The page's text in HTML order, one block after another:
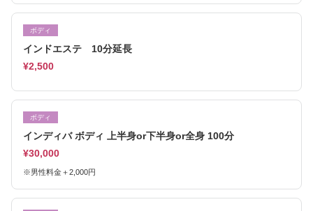
ボディ
インドエステ 10分延長
¥2,500
ボディ
インディバ ボディ 上半身or下半身or全身 100分
¥30,000
※男性料金＋2,000円